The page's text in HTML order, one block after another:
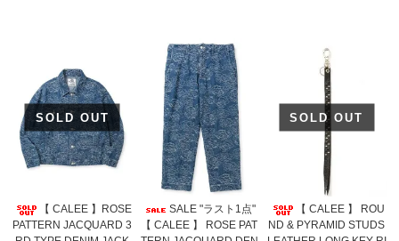
SOLD OUT
【 CALEE 】ROSE
PATTERN JACQUARD 3
SALE "ラスト1点"
【 CALEE 】 ROSE PAT
SOLD OUT
【 CALEE 】 ROU
ND & PYRAMID STUDS